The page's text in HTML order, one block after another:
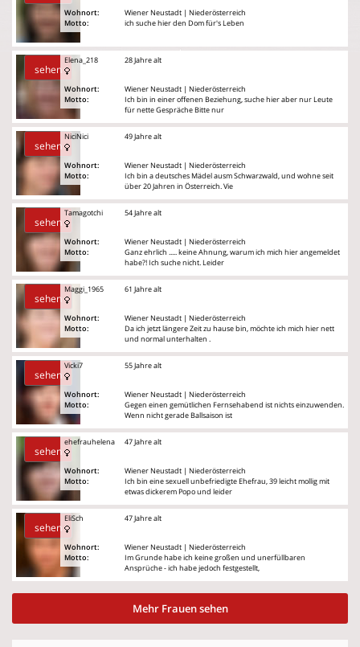
Wohnort:
Motto:
Wiener Neustadt | Niederösterreich
ich suche hier den Dom für's Leben
sehen
Elena_218
Wohnort:
Motto:
28 Jahre alt
Wiener Neustadt | Niederösterreich
Ich bin in einer offenen Beziehung, suche hier aber nur Leute
für nette Gespräche Bitte nur
sehen
NiciNici
Wohnort:
Motto:
49 Jahre alt
Wiener Neustadt | Niederösterreich
Ich bin a deutsches Mädel ausm Schwarzwald, und wohne seit
über 20 Jahren in Österreich. Vie
sehen
Tamagotchi
Wohnort:
Motto:
54 Jahre alt
Wiener Neustadt | Niederösterreich
Ganz ehrlich ..... keine Ahnung, warum ich mich hier angemeldet
habe?! Ich suche nicht. Leider
sehen
Maggi_1965
Wohnort:
Motto:
61 Jahre alt
Wiener Neustadt | Niederösterreich
Da ich jetzt längere Zeit zu hause bin, möchte ich mich hier nett
und normal unterhalten .
sehen
Vicki7
Wohnort:
Motto:
55 Jahre alt
Wiener Neustadt | Niederösterreich
Gegen einen gemütlichen Fernsehabend ist nichts einzuwenden.
Wenn nicht gerade Ballsaison ist
sehen
ehefrauhelena
Wohnort:
Motto:
47 Jahre alt
Wiener Neustadt | Niederösterreich
Ich bin eine sexuell unbefriedigte Ehefrau, 39 leicht mollig mit
etwas dickerem Popo und leider
sehen
EliSch
Wohnort:
Motto:
47 Jahre alt
Wiener Neustadt | Niederösterreich
Im Grunde habe ich keine großen und unerfüllbaren
Ansprüche - ich habe jedoch festgestellt,
Mehr Frauen sehen